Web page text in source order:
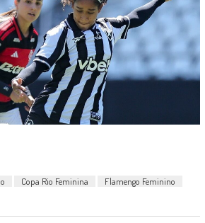
Copa Rio Feminina
Flamengo Feminino